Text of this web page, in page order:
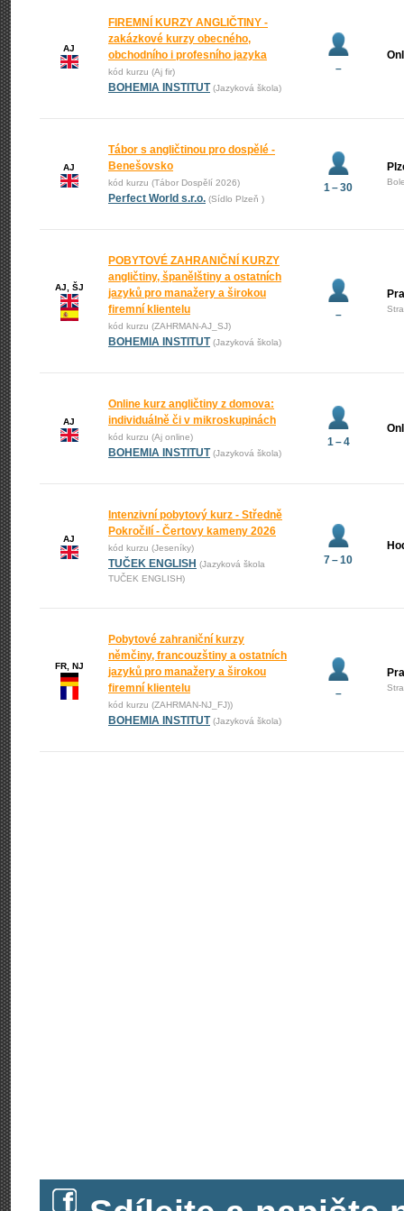
AJ
FIREMNÍ KURZY ANGLIČTINY -
zakázkové kurzy obecného,
obchodního i profesního jazyka
kód kurzu (Aj fir)
BOHEMIA INSTITUT (Jazyková škola)
–
AJ
Tábor s angličtinou pro dospělé -
Benešovsko
kód kurzu (Tábor Dospělí 2026)
Perfect World s.r.o. (Sídlo Plzeň )
1 – 30
AJ, ŠJ
POBYTOVÉ ZAHRANIČNÍ KURZY
angličtiny, španělštiny a ostatních
jazyků pro manažery a širokou
firemní klientelu
kód kurzu (ZAHRMAN-AJ_SJ)
BOHEMIA INSTITUT (Jazyková škola)
–
AJ
Online kurz angličtiny z domova:
individuálně či v mikroskupinách
kód kurzu (Aj online)
BOHEMIA INSTITUT (Jazyková škola)
1 – 4
AJ
Intenzivní pobytový kurz - Středně
Pokročilí - Čertovy kameny 2026
kód kurzu (Jeseníky)
TUČEK ENGLISH (Jazyková škola
TUČEK ENGLISH)
7 – 10
FR, NJ
Pobytové zahraniční kurzy
němčiny, francouzštiny a ostatních
jazyků pro manažery a širokou
firemní klientelu
kód kurzu (ZAHRMAN-NJ_FJ))
BOHEMIA INSTITUT (Jazyková škola)
–